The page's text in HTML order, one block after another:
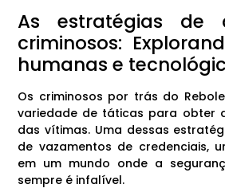
As estratégias de
criminosos:
humanas e
Os criminosos por trás do
variedade de táticas para obter
das vítimas. Uma dessas
de vazamentos de credenciais,
em um mundo onde a
sempre é infalível.